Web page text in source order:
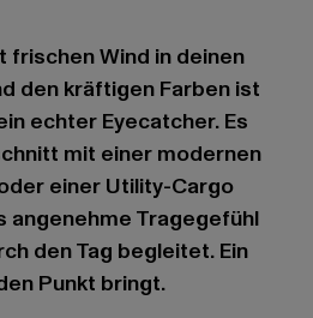
frischen Wind in deinen
den kräftigen Farben ist
echter Eyecatcher. Es
mit einer modernen
einer Utility-Cargo
angenehme Tragegefühl
den Tag begleitet. Ein
Punkt bringt.